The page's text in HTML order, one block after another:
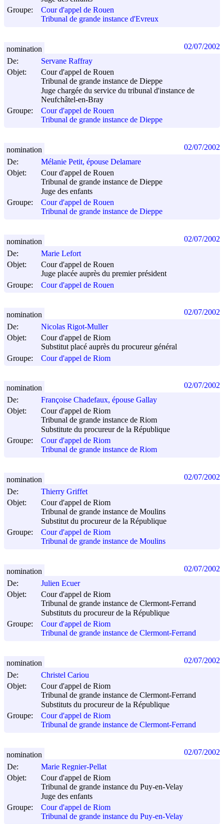
Groupe:
Cour d'appel de Rouen
Tribunal de grande instance d'Evreux
De:
Servane Raffray
Objet:
Cour d'appel de Rouen
Tribunal de grande instance de Dieppe
Juge chargée du service du tribunal d'instance de
Neufchâtel-en-Bray
Groupe:
Cour d'appel de Rouen
Tribunal de grande instance de Dieppe
nomination 02/07/2002
De:
Mélanie Petit, épouse Delamare
Objet:
Cour d'appel de Rouen
Tribunal de grande instance de Dieppe
Juge des enfants
Groupe:
Cour d'appel de Rouen
Tribunal de grande instance de Dieppe
nomination 02/07/2002
De:
Marie Lefort
Objet:
Cour d'appel de Rouen
Juge placée auprès du premier président
Groupe:
Cour d'appel de Rouen
nomination 02/07/2002
De:
Nicolas Rigot-Muller
Objet:
Cour d'appel de Riom
Substitut placé auprès du procureur général
Groupe:
Cour d'appel de Riom
nomination 02/07/2002
De:
Françoise Chadefaux, épouse Gallay
Objet:
Cour d'appel de Riom
Tribunal de grande instance de Riom
Substitute du procureur de la République
Groupe:
Cour d'appel de Riom
Tribunal de grande instance de Riom
nomination 02/07/2002
De:
Thierry Griffet
Objet:
Cour d'appel de Riom
Tribunal de grande instance de Moulins
Substitut du procureur de la République
Groupe:
Cour d'appel de Riom
Tribunal de grande instance de Moulins
nomination 02/07/2002
De:
Julien Ecuer
Objet:
Cour d'appel de Riom
Tribunal de grande instance de Clermont-Ferrand
Substituts du procureur de la République
Groupe:
Cour d'appel de Riom
Tribunal de grande instance de Clermont-Ferrand
nomination 02/07/2002
De:
Christel Cariou
Objet:
Cour d'appel de Riom
Tribunal de grande instance de Clermont-Ferrand
Substituts du procureur de la République
Groupe:
Cour d'appel de Riom
Tribunal de grande instance de Clermont-Ferrand
nomination 02/07/2002
De:
Marie Regnier-Pellat
Objet:
Cour d'appel de Riom
Tribunal de grande instance du Puy-en-Velay
Juge des enfants
Groupe:
Cour d'appel de Riom
Tribunal de grande instance du Puy-en-Velay
nomination 02/07/2002